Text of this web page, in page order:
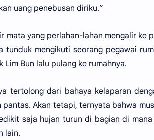
uang penebusan diriku.”
mata yang perlahan-lahan mengalir ke
tunduk mengikuti seorang pegawai
Lim Bun lalu pulang ke rumahnya.
tertolong dari bahaya kelaparan
Akan tetapi, ternyata bahwa
saja hujan turun di bagian di
lain.